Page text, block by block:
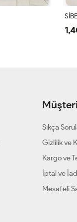
Sıkça
Gizlilik ve
Kargo ve
İptal ve
Mesafeli